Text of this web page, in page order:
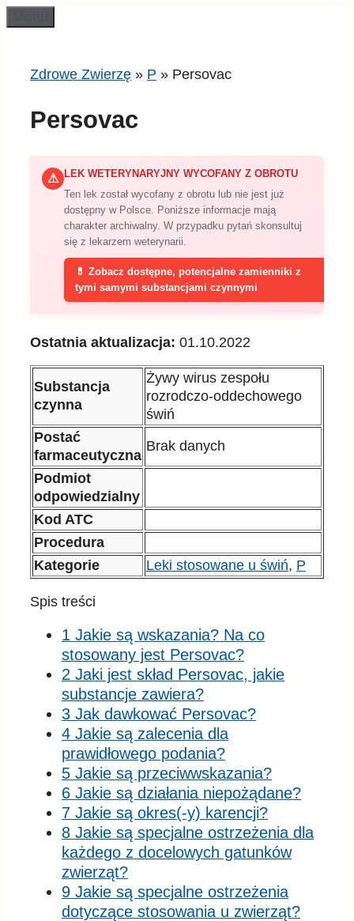
do
Zdrowe Zwierzę » P » Persovac
Persovac
⚠ LEK WETERYNARYJNY WYCOFANY Z OBROTU
Ten lek został wycofany z obrotu lub nie jest już
dostępny w Polsce. Poniższe informacje mają
charakter archiwalny. W przypadku pytań skonsultuj
się z lekarzem weterynarii.
💊 Zobacz dostępne, potencjalne zamienniki z
tymi samymi substancjami czynnymi
Ostatnia aktualizacja: 01.10.2022
Substancja
czynna
Żywy wirus zespołu
rozrodczo-oddechowego
świń
Postać
farmaceutyczna
Brak danych
Podmiot
odpowiedzialny
Kod ATC
Procedura
Kategorie
Leki stosowane u świń, P
Spis treści
1 Jakie są wskazania? Na co
stosowany jest Persovac?
2 Jaki jest skład Persovac, jakie
substancje zawiera?
3 Jak dawkować Persovac?
4 Jakie są zalecenia dla
prawidłowego podania?
5 Jakie są przeciwwskazania?
6 Jakie są działania niepożądane?
7 Jakie są okres(-y) karencji?
8 Jakie są specjalne ostrzeżenia dla
każdego z docelowych gatunków
zwierząt?
9 Jakie są specjalne ostrzeżenia
dotyczące stosowania u zwierząt?